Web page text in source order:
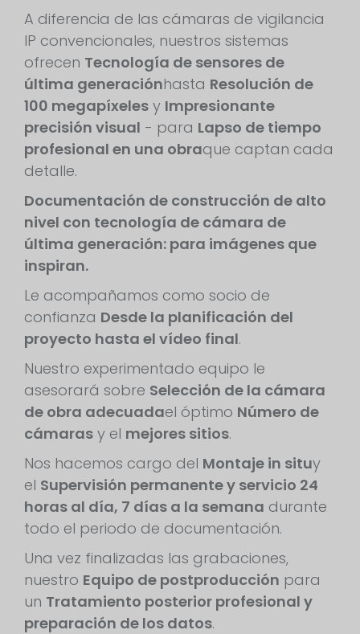
A diferencia de las cámaras de vigilancia
IP convencionales, nuestros sistemas
ofrecen Tecnología de sensores de
última generaciónhasta Resolución de
100 megapíxeles y Impresionante
precisión visual - para Lapso de tiempo
profesional en una obraque captan cada
detalle.
Documentación de construcción de alto
nivel con tecnología de cámara de
última generación: para imágenes que
inspiran.
Le acompañamos como socio de
confianza Desde la planificación del
proyecto hasta el vídeo final.
Nuestro experimentado equipo le
asesorará sobre Selección de la cámara
de obra adecuadael óptimo Número de
cámaras y el mejores sitios.
Nos hacemos cargo del Montaje in situy
el Supervisión permanente y servicio 24
horas al día, 7 días a la semana durante
todo el periodo de documentación.
Una vez finalizadas las grabaciones,
nuestro Equipo de postproducción para
un Tratamiento posterior profesional y
preparación de los datos.